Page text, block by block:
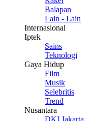
Balapan
Lain - Lain
Internasional
Iptek
Sains
Teknologi
Gaya Hidup
Film
Musik
Selebritis
Trend
Nusantara
DKI Jakarta